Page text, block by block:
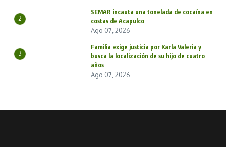
2
SEMAR incauta una tonelada de cocaína en
costas de Acapulco
Ago 07, 2026
3
Familia exige justicia por Karla Valeria y
busca la localización de su hijo de cuatro
años
Ago 07, 2026